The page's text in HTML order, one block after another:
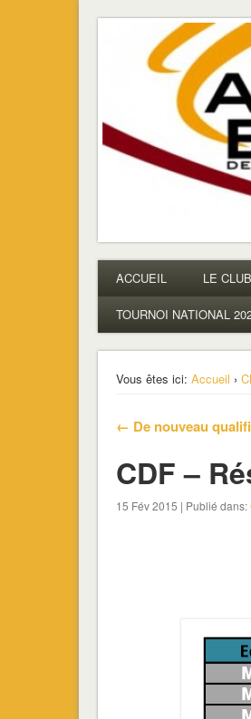
ACBB –
La section ping de
ACCUEIL LE CLUB
TOURNOI NATIONAL
Vous êtes ici: Accueil ›
← De nouveau
CDF –
15 Fév 2015 | Publié dans: